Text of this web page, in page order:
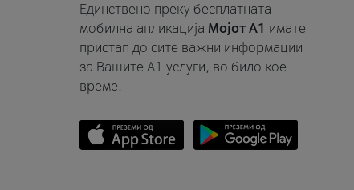
Единствено преку бесплатната
мобилна апликација Мојот A1 имате
пристап до сите важни информации
за Вашите A1 услуги, во било кое
време.